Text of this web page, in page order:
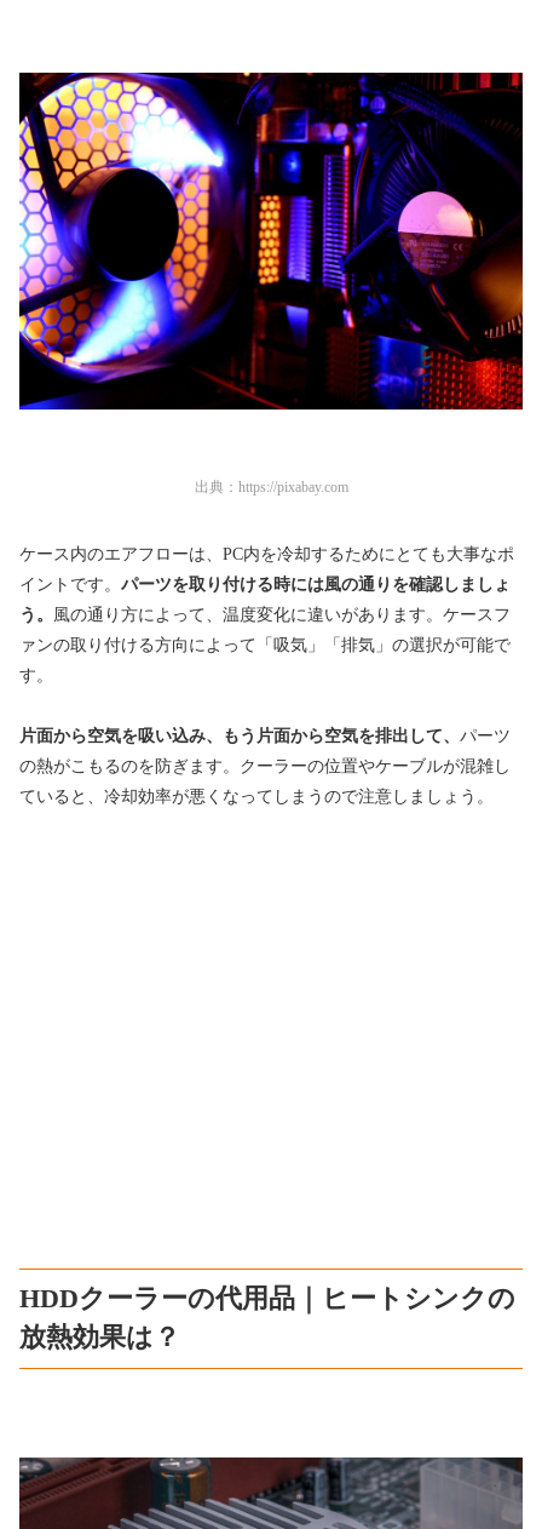
出典： https://pixabay.com
ケース内のエアフローは、PC内を冷却するためにとても大事なポ
イントです。 パーツを取り付ける時には風の通りを確認しましょ
う。 風の通り方によって、温度変化に違いがあります。 ケースフ
ァンの取り付ける方向によって「吸気」「排気」の選択が可能で
す。
片面から空気を吸い込み、もう片面から空気を排出して、 パーツ
の熱がこもるのを防ぎます。クーラーの位置やケーブルが混雑し
ていると、冷却効率が悪くなってしまうので注意しましょう。
HDDクーラーの代用品｜ヒートシンクの
放熱効果は？